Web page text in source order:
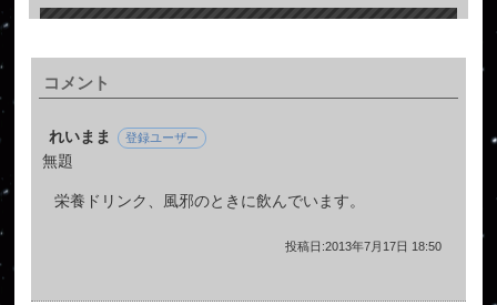
コメント
れいまま 登録ユーザー
無題
栄養ドリンク、風邪のときに飲んでいます。
投稿日:2013年7月17日 18:50